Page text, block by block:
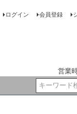
ログイン 会員登録
営業